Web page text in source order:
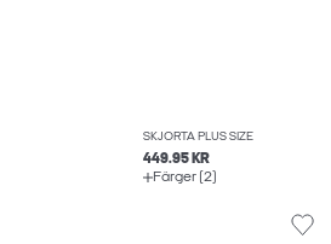
SKJORTA PLUS SIZE
449.95 KR
Färger (2)